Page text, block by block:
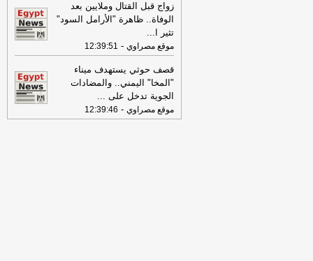
08:06
عناوين الصحف المصرية ليوم
الأثنين 03-08-2026
07:41
محافظ القاهرة: لا وفيات أو
إصابات في العاصمة نتيجة الزلزال
-موقع
مصراوي
22:27
الحرس الثوري الإيراني يرفض نزع
سلاح "حماس": المحاولة محكوم عليها
زواج قبل القتال وملايين بعد
الوفاة.. ظاهرة "الأرامل السود"
تثير ا...
موقع مصراوي -
12:39:51
قصف حوثي يستهدف ميناء
"المخا" اليمني.. والمضادات
الجوية تدخل على ...
موقع مصراوي -
12:39:46